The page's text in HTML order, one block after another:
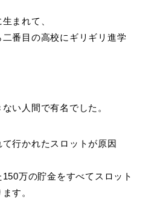
まれて、
番目の高校にギリギリ進学
い人間で有名でした。
行かれたスロットが原因
万の貯金をすべてスロット
す。